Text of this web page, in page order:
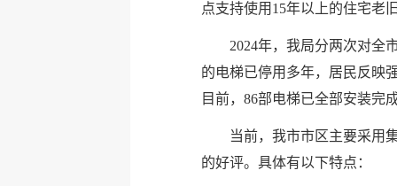
点支持使用15年以上的住宅老
2024年，我局分两次对全
的电梯已停用多年，居民反映
目前，86部电梯已全部安装完
当前，我市市区主要采用
的好评。具体有以下特点：